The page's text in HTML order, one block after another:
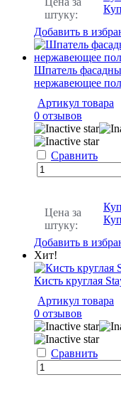
штуку:
Добавить в
Шпатель
нержавеющее
Артикул товара
0 отзывов
Сравнить
Цена за
штуку:
Добавить в
Хит!
Кисть круглая
Артикул товара
0 отзывов
Сравнить